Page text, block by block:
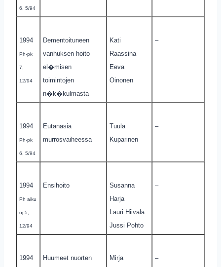
6, 5/94
1994
Ph-pk
7,
12/94
Dementoituneen
vanhuksen hoito
el�misen
toimintojen
n�k�kulmasta
Kati
Raassina
Eeva
Oinonen
–
1994
Ph-pk
6, 5/94
Eutanasia
murrosvaiheessa
Tuula
Kuparinen
–
1994
Ph aiku
oj 5,
12/94
Ensihoito
Susanna
Harja
Lauri Hiivala
Jussi Pohto
–
1994
Huumeet nuorten
Mirja
–